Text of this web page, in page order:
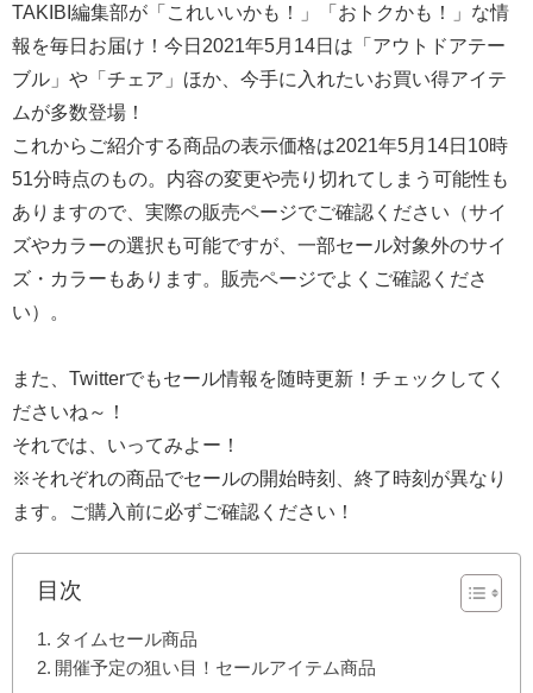
TAKIBI編集部が「これいいかも！」「おトクかも！」な情
報を毎日お届け！今日2021年5月14日は「アウトドアテー
ブル」や「チェア」ほか、今手に入れたいお買い得アイテ
ムが多数登場！
これからご紹介する商品の表示価格は2021年5月14日10時
51分時点のもの。内容の変更や売り切れてしまう可能性も
ありますので、実際の販売ページでご確認ください（サイ
ズやカラーの選択も可能ですが、一部セール対象外のサイ
ズ・カラーもあります。販売ページでよくご確認くださ
い）。
また、Twitterでもセール情報を随時更新！チェックしてく
ださいね～！
それでは、いってみよー！
※それぞれの商品でセールの開始時刻、終了時刻が異なり
ます。ご購入前に必ずご確認ください！
目次
タイムセール商品
開催予定の狙い目！セールアイテム商品